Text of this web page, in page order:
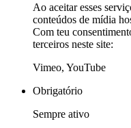
Ao aceitar esses
conteúdos de mídia
Com teu
terceiros neste site:
Vimeo, YouTube
Obrigatório
Sempre ativo